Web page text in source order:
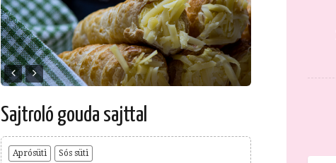
Sajtroló gouda sajttal
Aprósüti Sós süti